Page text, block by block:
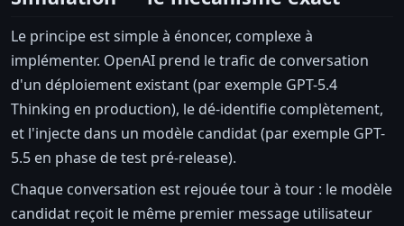
Le principe est simple à énoncer, complexe à
implémenter. OpenAI prend le trafic de conversation
d'un déploiement existant (par exemple GPT-5.4
Thinking en production), le dé-identifie complètement,
et l'injecte dans un modèle candidat (par exemple GPT-
5.5 en phase de test pré-release).
Chaque conversation est rejouée tour à tour : le modèle
candidat reçoit le même premier message utilisateur